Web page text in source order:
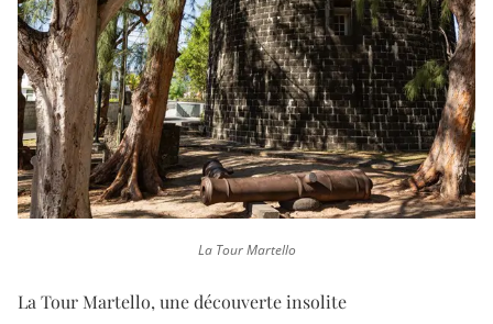
La Tour Martello
La Tour Martello, une découverte insolite